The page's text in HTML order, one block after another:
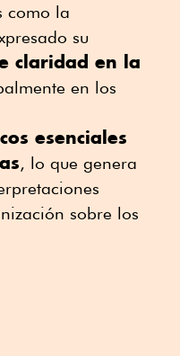
como la
su
claridad en la
en los
esenciales
, lo que genera
sobre los